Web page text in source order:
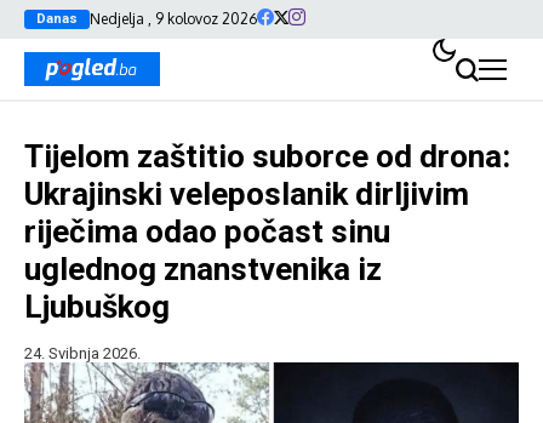
Danas Nedjelja , 9 kolovoz 2026
Tijelom zaštitio suborce od drona:
Ukrajinski veleposlanik dirljivim
riječima odao počast sinu
uglednog znanstvenika iz
Ljubuškog
24. Svibnja 2026.